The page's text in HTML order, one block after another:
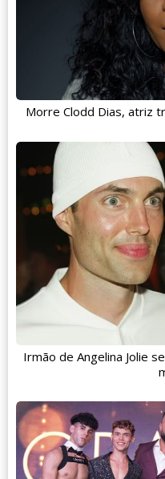
Morre Clodd Dias, atriz
Irmão de Angelina Jolie